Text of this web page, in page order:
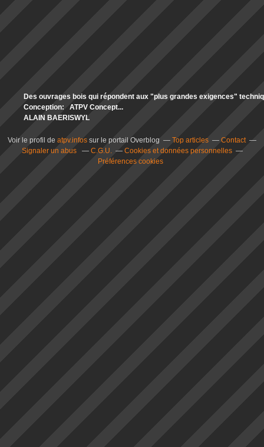
Des ouvrages bois qui répondent aux "plus grandes exigences"
Conception: ATPV Concept...
ALAIN BAERISWYL
Voir le profil de atpv.infos sur le portail Overblog Top articles
Contact
Signaler un abus
C.G.U.
Cookies et données personnelles
Préférences cookies